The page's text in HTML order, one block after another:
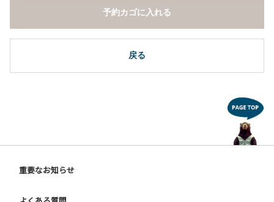
戻る
予約カゴに入れる
重要なお知らせ